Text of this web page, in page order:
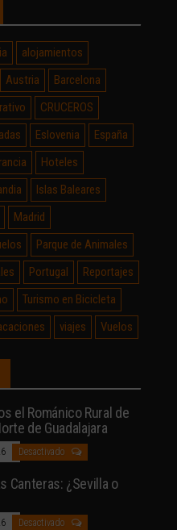
alojamientos
Austria
Barcelona
CRUCEROS
Eslovenia
España
Hoteles
Islas Baleares
Madrid
Parque de Animales
Portugal
Reportajes
Turismo en Bicicleta
viajes Vuelos
el Románico Rural de
de Guadalajara
Desactivado
Canteras: ¿Sevilla o
Desactivado